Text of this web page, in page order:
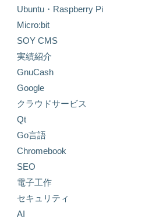
Ubuntu・Raspberry Pi
Micro:bit
SOY CMS
実績紹介
GnuCash
Google
クラウドサービス
Qt
Go言語
Chromebook
SEO
電子工作
セキュリティ
AI